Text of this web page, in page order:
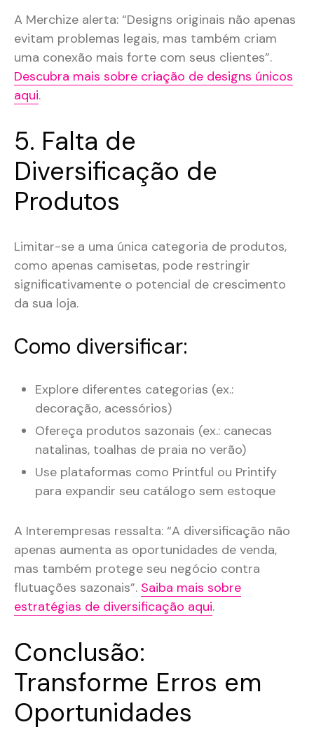
A Merchize alerta: “Designs originais não apenas
evitam problemas legais, mas também criam
uma conexão mais forte com seus clientes”.
Descubra mais sobre criação de designs únicos
aqui.
5. Falta de
Diversificação de
Produtos
Limitar-se a uma única categoria de produtos,
como apenas camisetas, pode restringir
significativamente o potencial de crescimento
da sua loja.
Como diversificar:
Explore diferentes categorias (ex.:
decoração, acessórios)
Ofereça produtos sazonais (ex.: canecas
natalinas, toalhas de praia no verão)
Use plataformas como Printful ou Printify
para expandir seu catálogo sem estoque
A Interempresas ressalta: “A diversificação não
apenas aumenta as oportunidades de venda,
mas também protege seu negócio contra
flutuações sazonais”. Saiba mais sobre
estratégias de diversificação aqui.
Conclusão:
Transforme Erros em
Oportunidades